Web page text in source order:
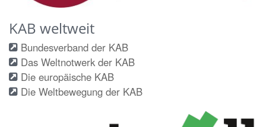
KAB weltweit
Bundesverband der KAB
Das Weltnotwerk der KAB
Die europäische KAB
Die Weltbewegung der KAB